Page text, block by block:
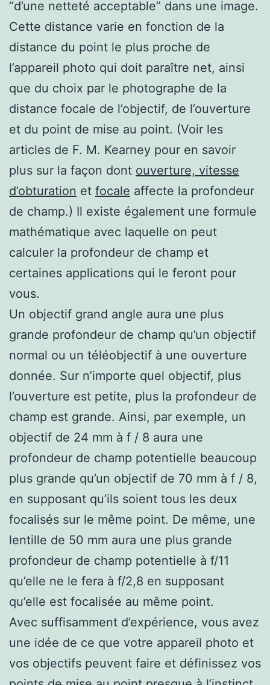
“d’une netteté acceptable” dans une image.
Cette distance varie en fonction de la
distance du point le plus proche de
l’appareil photo qui doit paraître net, ainsi
que du choix par le photographe de la
distance focale de l’objectif, de l’ouverture
et du point de mise au point. (Voir les
articles de F. M. Kearney pour en savoir
plus sur la façon dont ouverture, vitesse
d’obturation et focale affecte la profondeur
de champ.) Il existe également une formule
mathématique avec laquelle on peut
calculer la profondeur de champ et
certaines applications qui le feront pour
vous.
Un objectif grand angle aura une plus
grande profondeur de champ qu’un objectif
normal ou un téléobjectif à une ouverture
donnée. Sur n’importe quel objectif, plus
l’ouverture est petite, plus la profondeur de
champ est grande. Ainsi, par exemple, un
objectif de 24 mm à f / 8 aura une
profondeur de champ potentielle beaucoup
plus grande qu’un objectif de 70 mm à f / 8,
en supposant qu’ils soient tous les deux
focalisés sur le même point. De même, une
lentille de 50 mm aura une plus grande
profondeur de champ potentielle à f/11
qu’elle ne le fera à f/2,8 en supposant
qu’elle est focalisée au même point.
Avec suffisamment d’expérience, vous avez
une idée de ce que votre appareil photo et
vos objectifs peuvent faire et définissez vos